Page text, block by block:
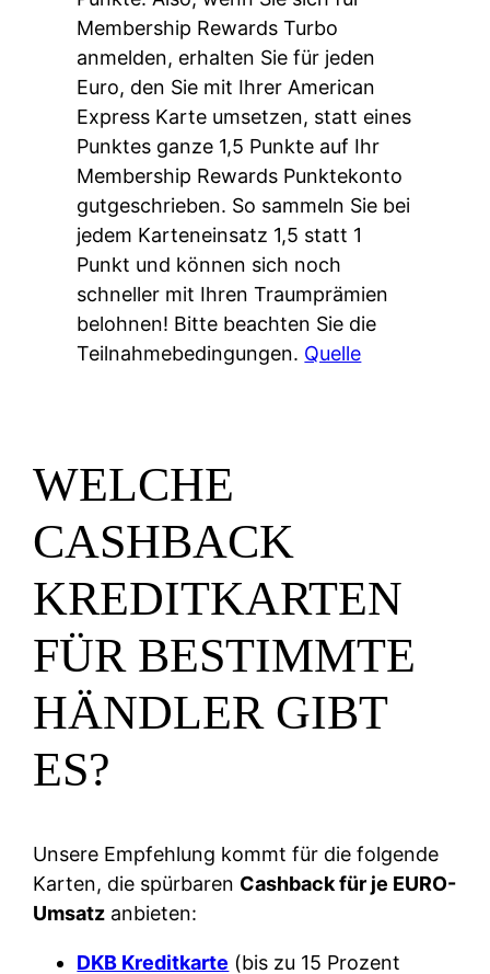
Membership Rewards Turbo
anmelden, erhalten Sie für jeden
Euro, den Sie mit Ihrer American
Express Karte umsetzen, statt eines
Punktes ganze 1,5 Punkte auf Ihr
Membership Rewards Punktekonto
gutgeschrieben. So sammeln Sie bei
jedem Karteneinsatz 1,5 statt 1
Punkt und können sich noch
schneller mit Ihren Traumprämien
belohnen! Bitte beachten Sie die
Teilnahmebedingungen. Quelle
WELCHE
CASHBACK
KREDITKARTEN
FÜR BESTIMMTE
HÄNDLER GIBT
ES?
Unsere Empfehlung kommt für die folgende
Karten, die spürbaren Cashback für je EURO-
Umsatz anbieten:
DKB Kreditkarte (bis zu 15 Prozent